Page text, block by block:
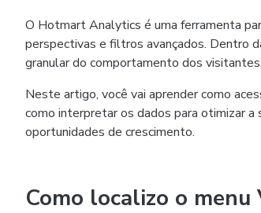
O Hotmart Analytics é uma ferramenta
perspectivas e filtros avançados. Dentro
granular do comportamento dos visitantes.
Neste artigo, você vai aprender como
como interpretar os dados para otimizar
oportunidades de crescimento.
Como localizo o